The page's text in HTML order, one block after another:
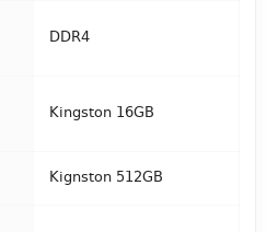
DDR4
Kingston 16GB
Kignston 512GB